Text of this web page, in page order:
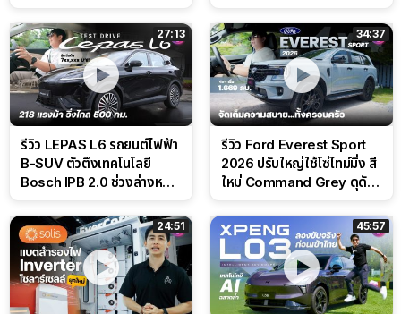
สนาม
27:13
รีวิว LEPAS L6 รถยนต์ไฟฟ้า
B-SUV ตัวตึงเทคโนโลยี
Bosch IPB 2.0 ช่วงล่างหนึบ
34:37
รีวิว Ford Everest Sport
2026 ปรับใหญ่ใช้โซ่ไทม์มิ่ง สี
ใหม่ Command Grey ดุดัน
24:51 45:57